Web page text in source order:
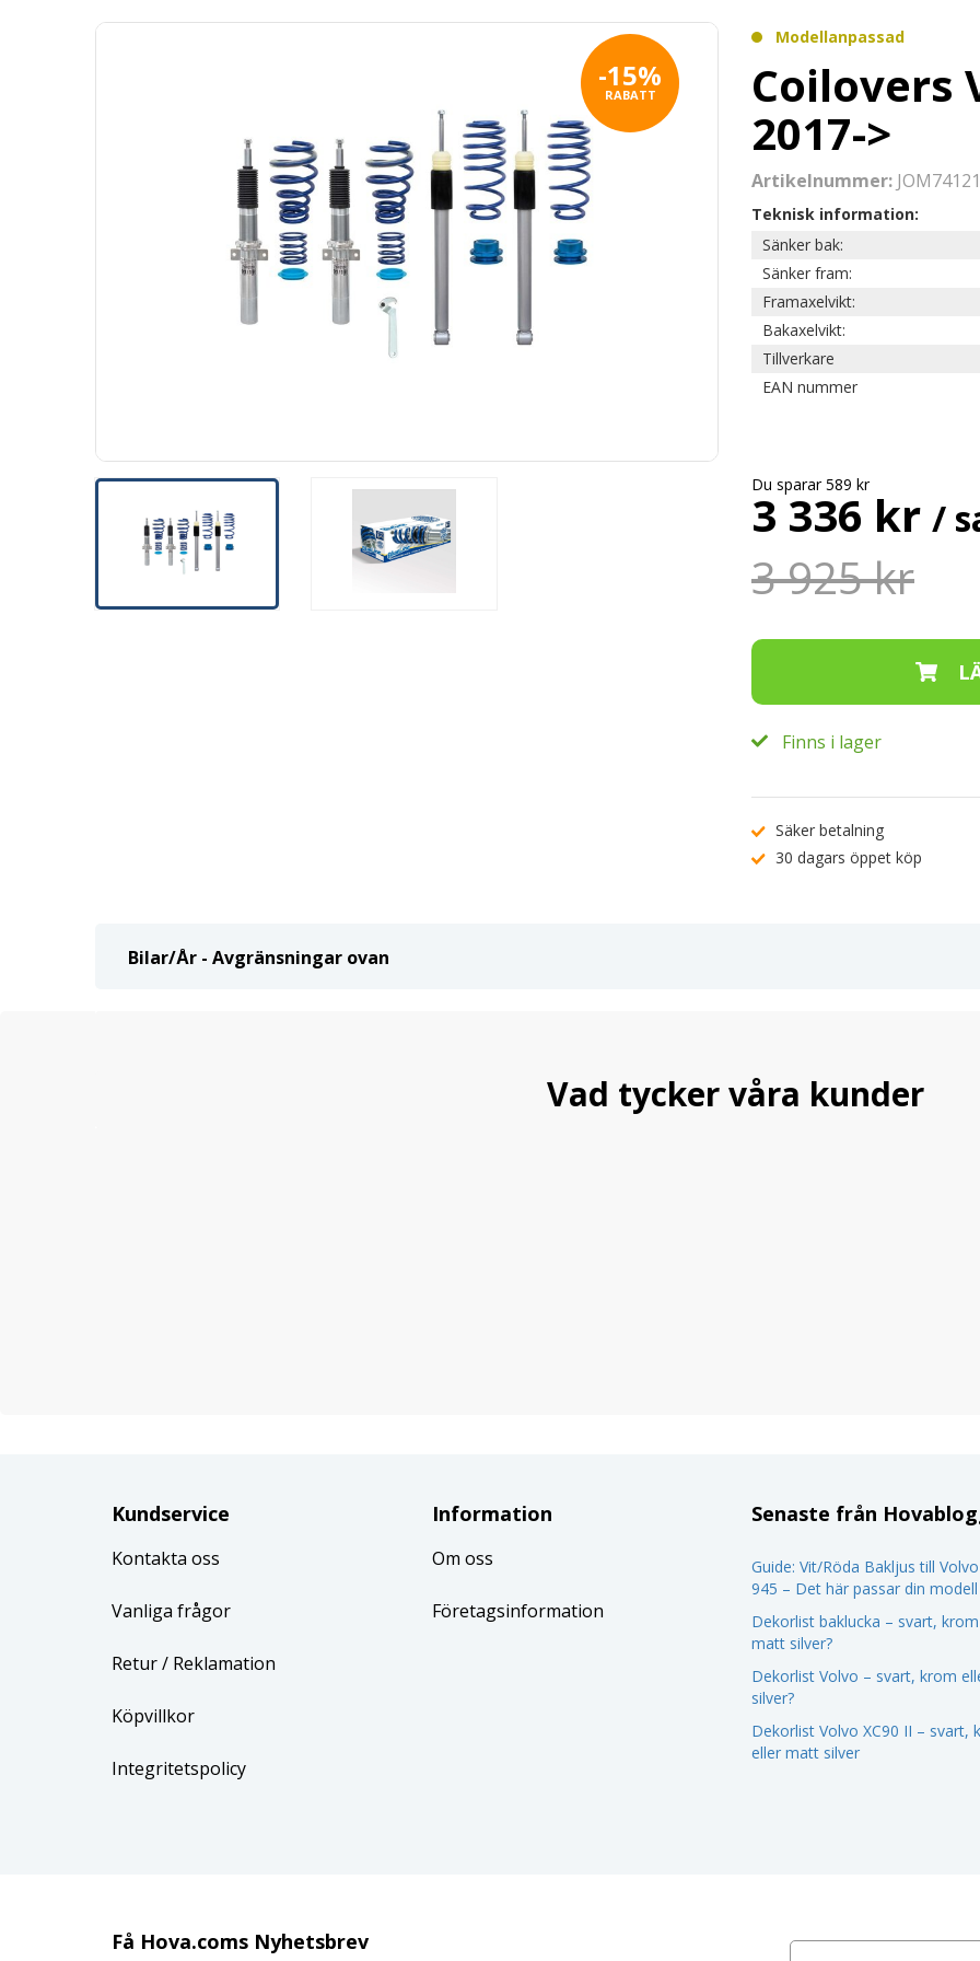
-15%
RABATT
Modellanpassad
Coilovers
2017->
Artikelnummer:
Teknisk information:
Sänker bak:
Sänker fram:
Framaxelvikt:
Bakaxelvikt:
Tillverkare
EAN nummer
3 336 kr /
3 925 kr
Du sparar 589 kr
Finns i lager
Säker betalning
30 dagars öppet köp
Bilar/År - Avgränsningar ovan
Vad tycker våra kunder
Kundservice
Kontakta oss
Vanliga frågor
Retur/ Reklamation
Köpvillkor
Integritetspolicy
Information
Om oss
Företagsinformation
Senaste från
Guide: Vit/Röda Bakljus till
945 – Det här passar din modell
Dekorlist baklucka – svart,
matt silver?
Dekorlist Volvo – svart, krom
silver?
Dekorlist Volvo XC90 II – svart,
eller matt silver
Få Hova.coms Nyhetsbrev